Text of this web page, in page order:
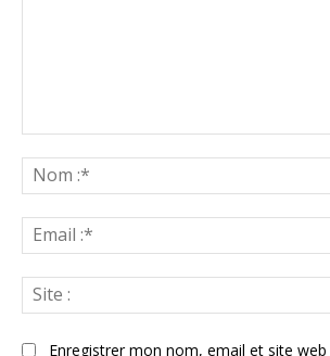
Enregistrer mon nom, email et site